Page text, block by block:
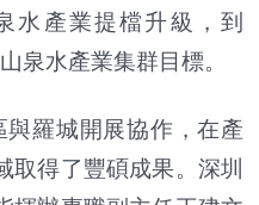
水產業提檔升級，到
泉水產業集群目標。
羅城開展協作，在產
取得了豐碩成果。深圳